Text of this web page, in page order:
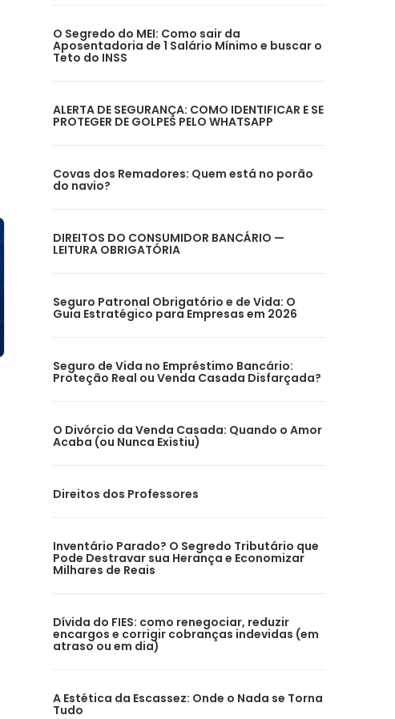
O Segredo do MEI: Como sair da
Aposentadoria de 1 Salário Mínimo e buscar o
Teto do INSS
ALERTA DE SEGURANÇA: COMO IDENTIFICAR E SE
PROTEGER DE GOLPES PELO WHATSAPP
Covas dos Remadores: Quem está no porão
do navio?
DIREITOS DO CONSUMIDOR BANCÁRIO —
LEITURA OBRIGATÓRIA
Seguro Patronal Obrigatório e de Vida: O
Guia Estratégico para Empresas em 2026
Seguro de Vida no Empréstimo Bancário:
Proteção Real ou Venda Casada Disfarçada?
O Divórcio da Venda Casada: Quando o Amor
Acaba (ou Nunca Existiu)
Direitos dos Professores
Inventário Parado? O Segredo Tributário que
Pode Destravar sua Herança e Economizar
Milhares de Reais
Dívida do FIES: como renegociar, reduzir
encargos e corrigir cobranças indevidas (em
atraso ou em dia)
A Estética da Escassez: Onde o Nada se Torna
Tudo